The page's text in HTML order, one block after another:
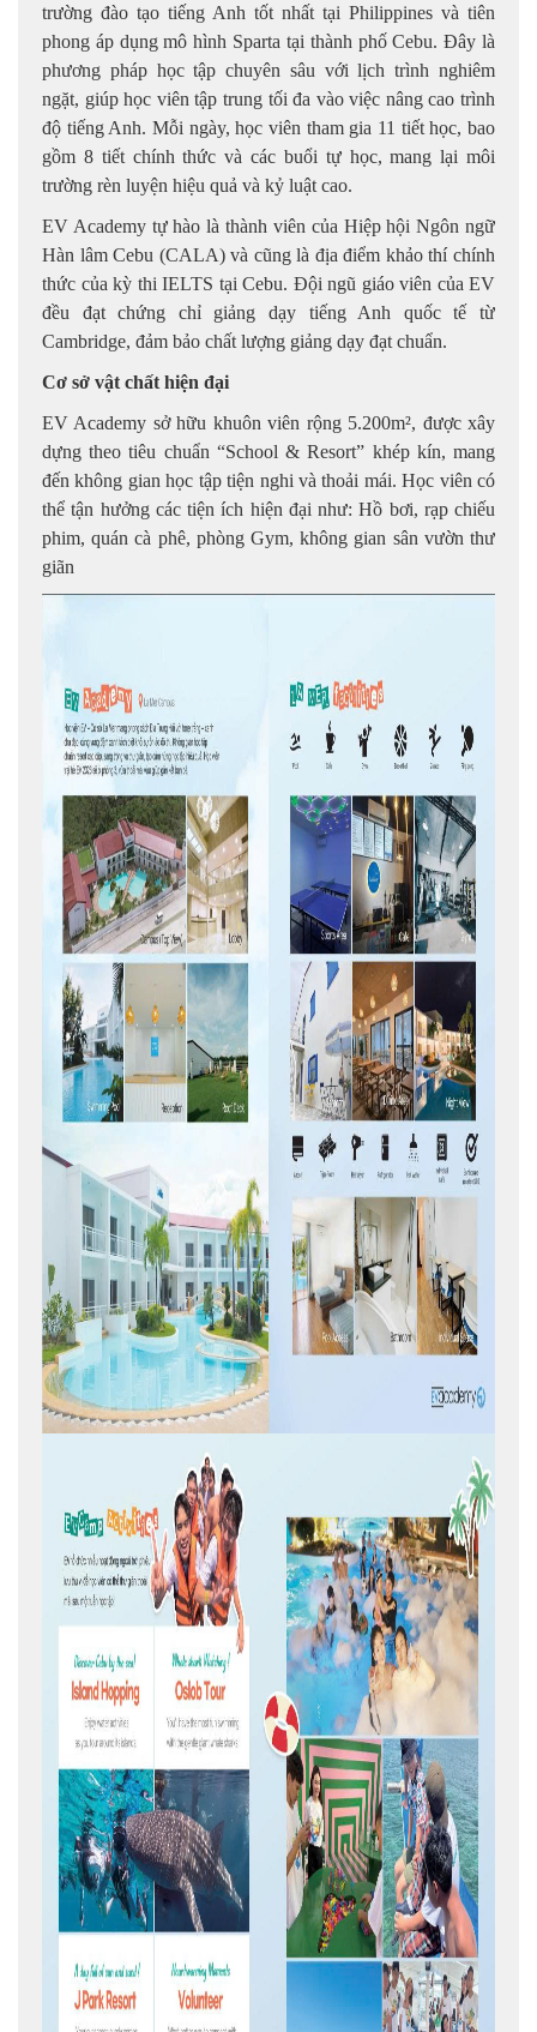
trường đào tạo tiếng Anh tốt nhất tại Philippines và tiên
phong áp dụng mô hình Sparta tại thành phố Cebu. Đây là
phương pháp học tập chuyên sâu với lịch trình nghiêm
ngặt, giúp học viên tập trung tối đa vào việc nâng cao trình
độ tiếng Anh. Mỗi ngày, học viên tham gia 11 tiết học, bao
gồm 8 tiết chính thức và các buổi tự học, mang lại môi
trường rèn luyện hiệu quả và kỷ luật cao.
EV Academy tự hào là thành viên của Hiệp hội Ngôn ngữ
Hàn lâm Cebu (CALA) và cũng là địa điểm khảo thí chính
thức của kỳ thi IELTS tại Cebu. Đội ngũ giáo viên của EV
đều đạt chứng chỉ giảng dạy tiếng Anh quốc tế từ
Cambridge, đảm bảo chất lượng giảng dạy đạt chuẩn.
Cơ sở vật chất hiện đại
EV Academy sở hữu khuôn viên rộng 5.200m², được xây
dựng theo tiêu chuẩn “School & Resort” khép kín, mang
đến không gian học tập tiện nghi và thoải mái. Học viên có
thể tận hưởng các tiện ích hiện đại như: Hồ bơi, rạp chiếu
phim, quán cà phê, phòng Gym, không gian sân vườn thư
giãn